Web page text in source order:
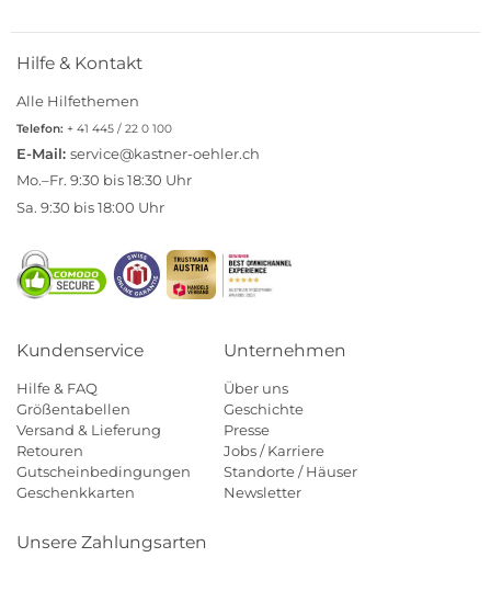
Hilfe & Kontakt
Alle Hilfethemen
Telefon: + 41 445 / 22 0 100
E-Mail: service@kastner-oehler.ch
Mo.–Fr. 9:30 bis 18:30 Uhr
Sa. 9:30 bis 18:00 Uhr
Kundenservice
Hilfe & FAQ
Größentabellen
Versand & Lieferung
Retouren
Gutscheinbedingungen
Geschenkkarten
Unternehmen
Über uns
Geschichte
Presse
Jobs / Karriere
Standorte / Häuser
Newsletter
Unsere Zahlungsarten